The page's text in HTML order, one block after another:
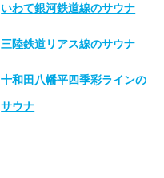
いわて銀河鉄道線のサウナ
三陸鉄道リアス線のサウナ
十和田八幡平四季彩ラインの
サウナ